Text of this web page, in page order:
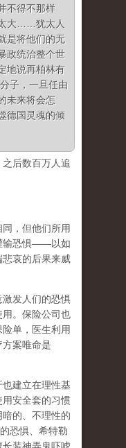
不得不那样
大……犹太人
是将他们的无
政统治整个世
地说再柏林有
子，一旦任由
未来将会怎
德国灵魂的倾
后数百万人追
同，但他们所用
输恐惧——以如
哀的后果来威
发人们的恐惧
。保险公司也
单，医生利用
案唯命是
建立在理性基
安全套的习惯
暗的、不理性的
恐惧、希特勒